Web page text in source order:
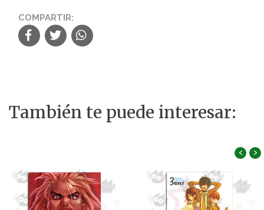
COMPARTIR:
También te puede interesar:
‹ ›